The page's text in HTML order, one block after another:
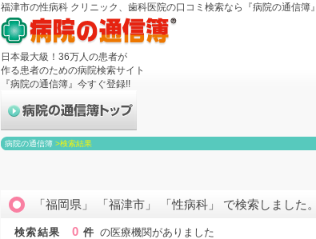
福津市の性病科 クリニック、歯科医院の口コミ検索なら『病院の通信簿』
日本最大級！36万人の患者が
作る患者のための病院検索サイト
『病院の通信簿』今すぐ登録!!
病院の通信簿 >検索結果
「福岡県」 「福津市」 「性病科」 で検索しました。
検索結果 0 件 の医療機関がありました